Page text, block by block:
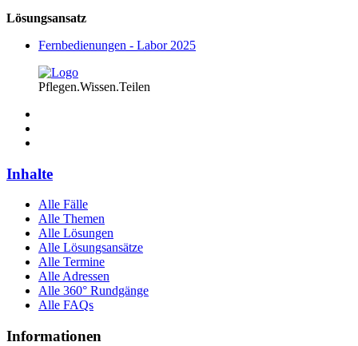
Lösungsansatz
Fernbedienungen - Labor 2025
Pflegen.Wissen.Teilen
Inhalte
Alle Fälle
Alle Themen
Alle Lösungen
Alle Lösungsansätze
Alle Termine
Alle Adressen
Alle 360° Rundgänge
Alle FAQs
Informationen